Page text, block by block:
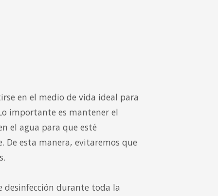
en el medio de vida ideal para
importante es mantener el
el agua para que esté
De esta manera, evitaremos que
desinfección durante toda la